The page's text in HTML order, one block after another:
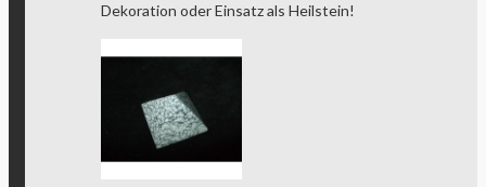
Dekoration oder Einsatz als Heilstein!